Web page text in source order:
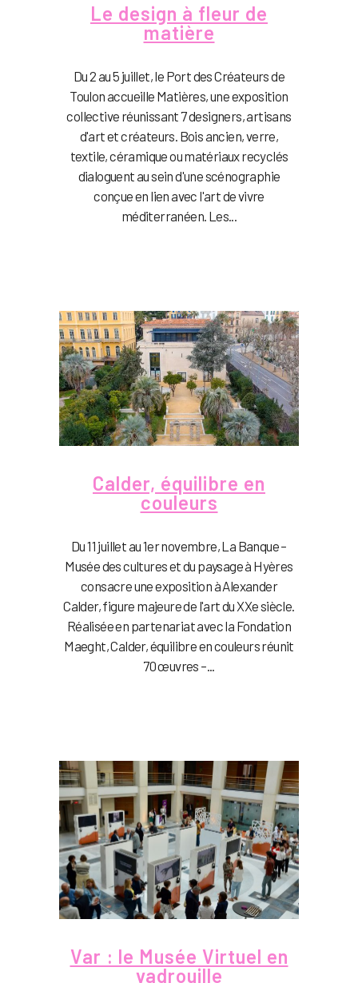
Le design à fleur de
matière
Du 2 au 5 juillet, le Port des Créateurs de
Toulon accueille Matières, une exposition
collective réunissant 7 designers, artisans
d'art et créateurs. Bois ancien, verre,
textile, céramique ou matériaux recyclés
dialoguent au sein d'une scénographie
conçue en lien avec l'art de vivre
méditerranéen. Les...
Calder, équilibre en
couleurs
Du 11 juillet au 1er novembre, La Banque –
Musée des cultures et du paysage à Hyères
consacre une exposition à Alexander
Calder, figure majeure de l'art du XXe siècle.
Réalisée en partenariat avec la Fondation
Maeght, Calder, équilibre en couleurs réunit
70 œuvres –...
Var : le Musée Virtuel en
vadrouille